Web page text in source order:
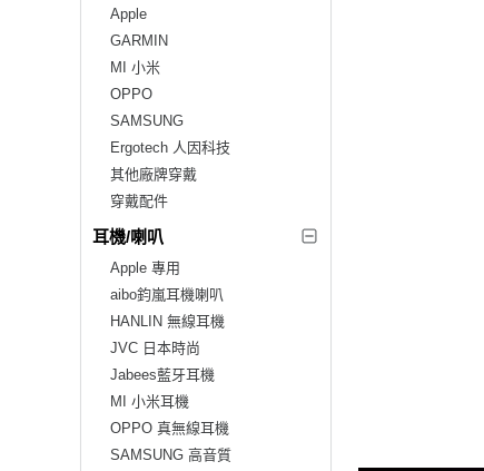
Apple
GARMIN
MI 小米
OPPO
SAMSUNG
Ergotech 人因科技
其他廠牌穿戴
穿戴配件
耳機/喇叭
Apple 專用
aibo鈞嵐耳機喇叭
HANLIN 無線耳機
JVC 日本時尚
Jabees藍牙耳機
MI 小米耳機
OPPO 真無線耳機
SAMSUNG 高音質